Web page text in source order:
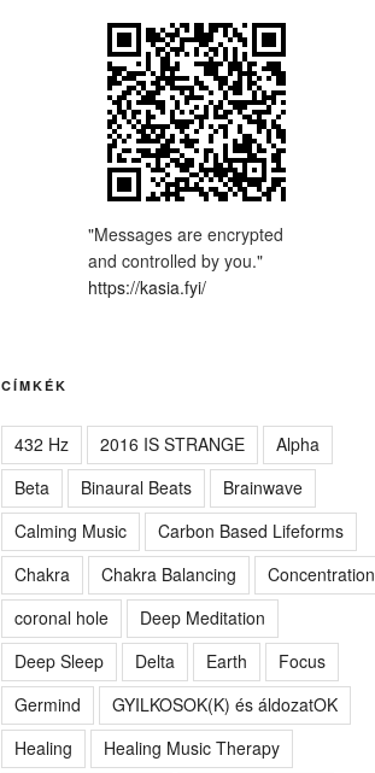
"Messages are encrypted
and controlled by you."
https://kasia.fyi/
CÍMKÉK
432 Hz 2016 IS STRANGE
Alpha
Beta
Binaural Beats
Brainwave
Calming Music
Carbon Based Lifeforms
Chakra
Chakra Balancing
Concentration
coronal hole
Deep Meditation
Deep Sleep
Delta Earth
Focus
Germind
GYILKOSOK(K) és áldozatOK
Healing
Healing Music Therapy